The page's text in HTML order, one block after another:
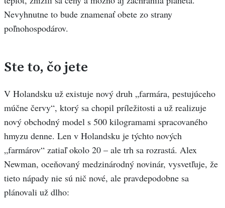
Nevyhnutne to bude znamenať obete zo strany
poľnohospodárov.
Ste to, čo jete
V Holandsku už existuje nový druh „farmára, pestujúceho
múčne červy“, ktorý sa chopil príležitosti a už realizuje
nový obchodný model s 500 kilogramami spracovaného
hmyzu denne. Len v Holandsku je týchto nových
„farmárov“ zatiaľ okolo 20 – ale trh sa rozrastá. Alex
Newman, oceňovaný medzinárodný novinár, vysvetľuje, že
tieto nápady nie sú nič nové, ale pravdepodobne sa
plánovali už dlho: